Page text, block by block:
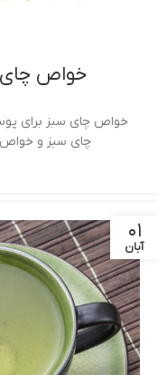
خواص
خواص چای سبز برای
چای سبز و خواص
۰۱
آبان